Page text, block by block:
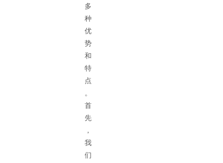
多
种
优
势
和
特
点
。
首
先
，
我
们